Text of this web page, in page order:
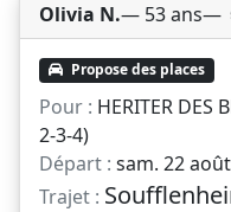
Olivia N.— 53 ans—
Propose des places
Pour : HERITER DES
2-3-4)
Départ : sam. 22 août
Trajet :